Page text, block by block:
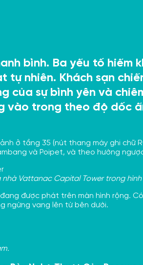
bình. Ba yếu tố hiếm
tự nhiên. Khách sạn
của sự bình yên và
vào trong theo độ dốc
ở tầng 35 (nút thang máy ghi
và Poipet, và theo hướng
Vattanac Capital Tower trong
được phát trên màn hình rộng.
ngừng vang lên từ bên dưới.